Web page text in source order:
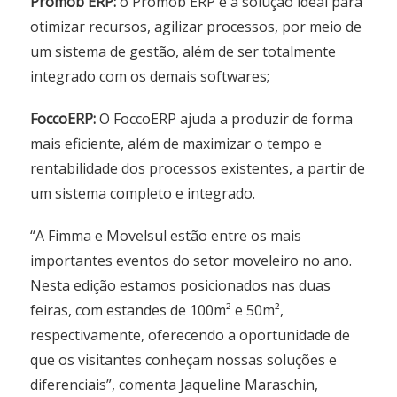
otimizar recursos, agilizar processos, por meio de
um sistema de gestão, além de ser totalmente
integrado com os demais softwares;
FoccoERP:O FoccoERP ajuda a produzir de forma
mais eficiente, além de maximizar o tempo e
rentabilidade dos processos existentes, a partir de
um sistema completo e integrado.
“A Fimma e Movelsul estão entre os mais
importantes eventos do setor moveleiro no ano.
Nesta edição estamos posicionados nas duas
feiras, com estandes de 100m² e 50m²,
respectivamente, oferecendo a oportunidade de
que os visitantes conheçam nossas soluções e
diferenciais”, comenta Jaqueline Maraschin,